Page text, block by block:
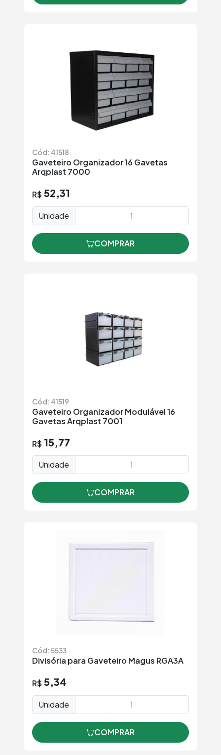
Cód: 41518
Gaveteiro Organizador 16 Gavetas
Arqplast 7000
R$ 52,31
Unidade
COMPRAR
Cód: 41519
Gaveteiro Organizador Modulável 16
Gavetas Arqplast 7001
R$ 15,77
Unidade
COMPRAR
Cód: 5533
Divisória para Gaveteiro Magus RGA3A
R$ 5,34
Unidade
COMPRAR